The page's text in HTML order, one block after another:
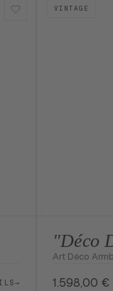
→
VINTAGE
"Déco
Art Déco
1.598,00 €